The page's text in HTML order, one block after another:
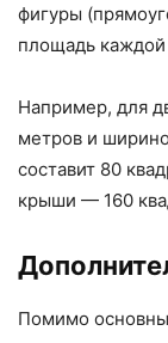
фигуры
площадь каждой
Например, для
метров и
составит 80
крыши — 160
Помимо